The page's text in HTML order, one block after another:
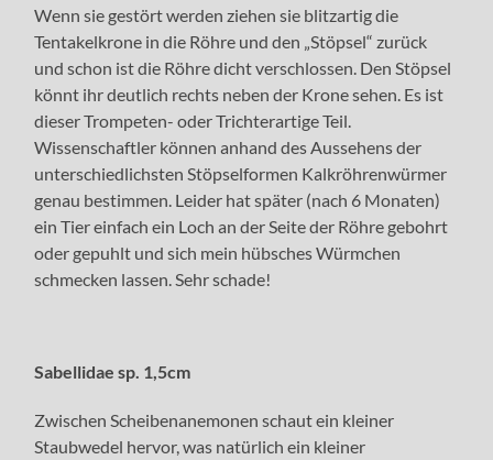
Wenn sie gestört werden ziehen sie blitzartig die
Tentakelkrone in die Röhre und den „Stöpsel“ zurück
und schon ist die Röhre dicht verschlossen. Den Stöpsel
könnt ihr deutlich rechts neben der Krone sehen. Es ist
dieser Trompeten- oder Trichterartige Teil.
Wissenschaftler können anhand des Aussehens der
unterschiedlichsten Stöpselformen Kalkröhrenwürmer
genau bestimmen. Leider hat später (nach 6 Monaten)
ein Tier einfach ein Loch an der Seite der Röhre gebohrt
oder gepuhlt und sich mein hübsches Würmchen
schmecken lassen. Sehr schade!
Sabellidae sp. 1,5cm
Zwischen Scheibenanemonen schaut ein kleiner
Staubwedel hervor, was natürlich ein kleiner